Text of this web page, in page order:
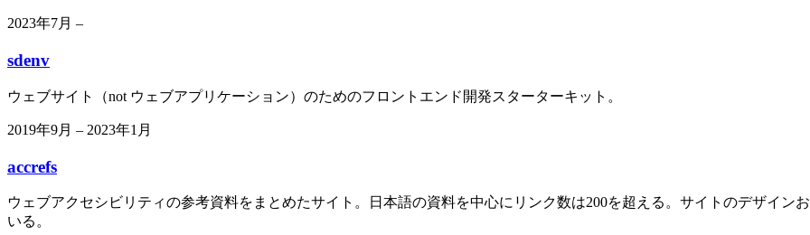
2023年7月 –
sdenv
ウェブサイト（not ウェブアプリケーション）のためのフロントエンド開発スターターキット。
2019年9月 – 2023年1月
accrefs
ウェブアクセシビリティの参考資料をまとめたサイト。日本語の資料を中心にリンク数は200を超える。サイトのデザイン
いる。